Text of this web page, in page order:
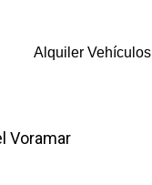
Alquiler Vehículos
Voramar